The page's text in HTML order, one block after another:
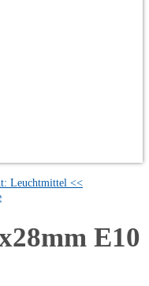
Leuchtmittel <<
E10